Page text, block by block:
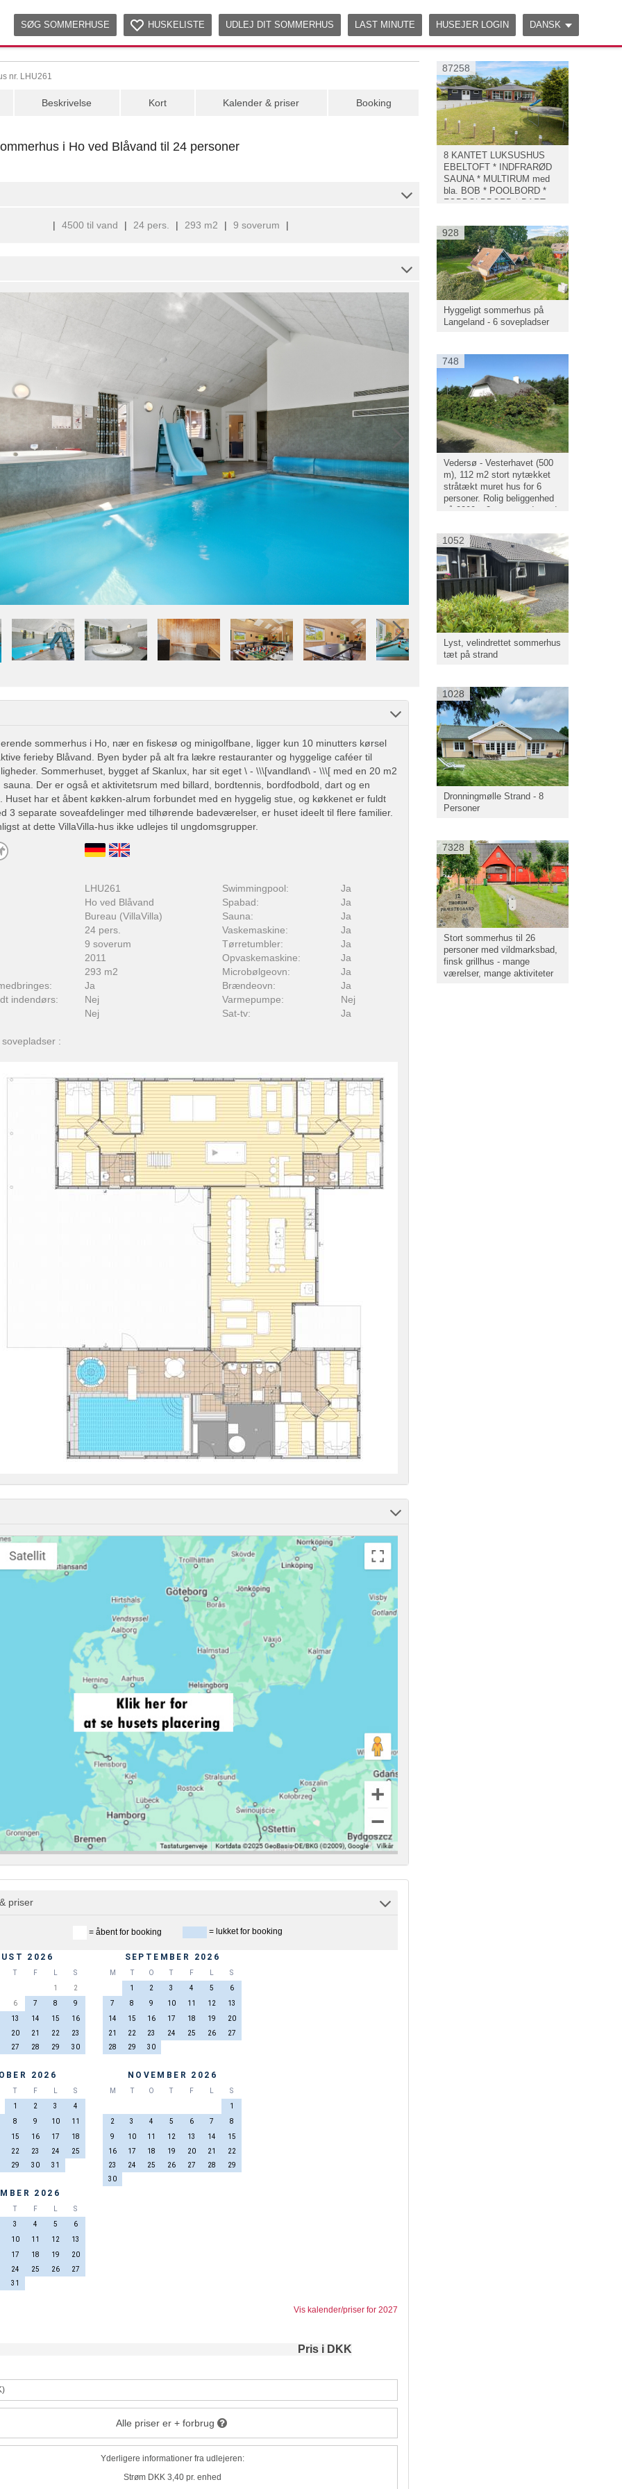
SØG SOMMERHUSE HUSKELISTE UDLEJ DIT SOMMERHUS LAST MINUTE HUSEJER LOGIN DANSK
87258
8 KANTET LUKSUSHUS
EBELTOFT * INDFRARØD
SAUNA * MULTIRUM med
bla. BOB * POOLBORD *
FODBOLDBORD * DART
928
Hyggeligt sommerhus på
Langeland - 6 sovepladser
748
Vedersø - Vesterhavet (500
m), 112 m2 stort nytækket
stråtækt muret hus for 6
personer. Rolig beliggenhed
på 2200 m2 stor grund, med
huset. Mulighed for mange
aktiviteter på grunden.
1052
Lyst, velindrettet sommerhus
tæt på strand
1028
Dronningmølle Strand - 8
Personer
7328
Stort sommerhus til 26
personer med vildmarksbad,
finsk grillhus - mange
værelser, mange aktiviteter
nr. LHU261
Beskrivelse Kort Kalender & priser Booking
i Ho ved Blåvand til 24 personer
| 4500 til vand | 24 pers. | 293 m2 | 9 soverum |
sommerhus i Ho, nær en fiskesø og minigolfbane, ligger kun 10 minutters kørsel
ferieby Blåvand. Byen byder på alt fra lækre restauranter og hyggelige caféer til
Sommerhuset, bygget af Skanlux, har sit eget \ - \\\[vandland\ - \\\[ med en 20 m2
sauna. Der er også et aktivitetsrum med billard, bordtennis, bordfodbold, dart og en
Huset har et åbent køkken-alrum forbundet med en hyggelig stue, og køkkenet er fuldt
3 separate soveafdelinger med tilhørende badeværelser, er huset ideelt til flere familier.
at dette VillaVilla-hus ikke udlejes til ungdomsgrupper.
LHU261
Ho ved Blåvand
Bureau (VillaVilla)
24 pers.
9 soverum
2011
293 m2
Ja
indendørs:
Nej
Nej
Swimmingpool:
Ja
Spabad:
Ja
Sauna:
Ja
Vaskemaskine:
Ja
Tørretumbler:
Ja
Opvaskemaskine:
Ja
Microbølgeovn:
Ja
Brændeovn:
Ja
Varmepumpe:
Nej
Sat-tv:
Ja
:
priser
= åbent for booking = lukket for booking
2026
F L
S
1
2
6
7 8
9
13
14 15
16
20
21 22
23
27
28 29 30
SEPTEMBER 2026
M O F L
S
1
2 3 4 5
6
7
8 9 10 11 12
13
14
15 16 17 18 19
20
21
22 23 24 25 26
27
28
29 30
2026
F L
S
1
2 3
4
8
9 10
11
15
16 17
18
22
23 24
25
29
30 31
NOVEMBER 2026
M O F L
S
1
2
3 4 5 6 7
8
9
10 11 12 13 14
15
16
17 18 19 20 21
22
23
24 25 26 27 28
29
30
2026
F L
S
3
4 5
6
10
11 12
13
17
18 19
20
24
25 26
27
31
Vis kalender/priser for 2027
Pris i DKK
Alle priser er + forbrug
Yderligere informationer fra udlejeren:
Strøm DKK 3,40 pr. enhed